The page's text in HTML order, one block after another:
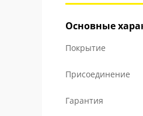
Основные
Покрытие
Присоединение
Гарантия